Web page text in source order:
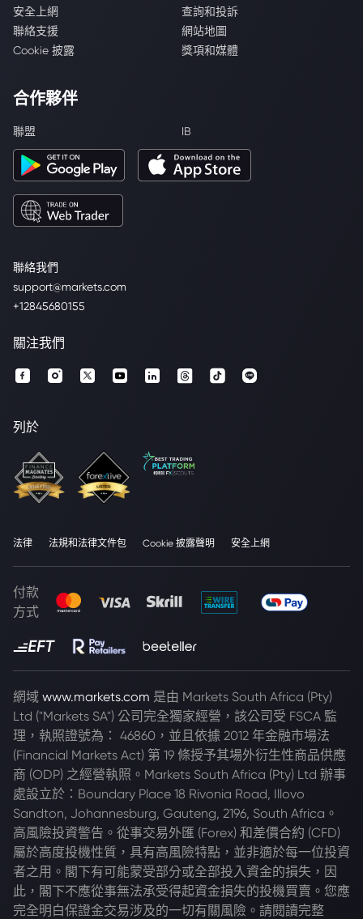
聯絡我們
support@markets.com
+12845680155
安全上網
查詢和投訴
聯絡支援
網站地圖
Cookie 披露
獎項和媒體
合作夥伴
聯盟 IB
關注我們
列於
法律 法規和法律文件包 Cookie 披露聲明 安全上網
付款
方式
網域 www.markets.com 是由 Markets South Africa (Pty)
Ltd ("Markets SA") 公司完全獨家經營，該公司受 FSCA 監
理，執照證號為： 46860，並且依據 2012 年金融市場法
(Financial Markets Act) 第 19 條授予其場外衍生性商品供應
商 (ODP) 之經營執照。Markets South Africa (Pty) Ltd 辦事
處設立於：Boundary Place 18 Rivonia Road, Illovo
Sandton, Johannesburg, Gauteng, 2196, South Africa。
高風險投資警告。從事交易外匯 (Forex) 和差價合約 (CFD)
屬於高度投機性質，具有高風險特點，並非適於每一位投資
者之用。閣下有可能蒙受部分或全部投入資金的損失，因
此，閣下不應從事無法承受得起資金損失的投機買賣。您應
完全明白保證金交易涉及的一切有關風險。請閱讀完整